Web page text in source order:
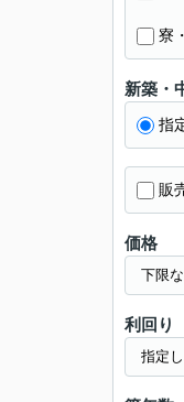
寮
新築・
指
販
価格
利回り